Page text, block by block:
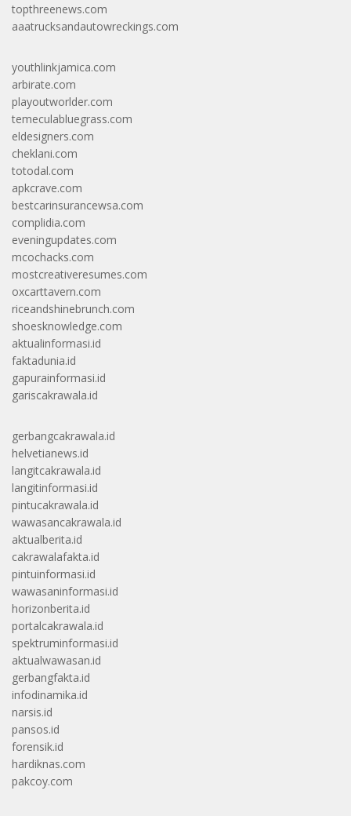
topthreenews.com
aaatrucksandautowreckings.com
youthlinkjamica.com
arbirate.com
playoutworlder.com
temeculabluegrass.com
eldesigners.com
cheklani.com
totodal.com
apkcrave.com
bestcarinsurancewsa.com
complidia.com
eveningupdates.com
mcochacks.com
mostcreativeresumes.com
oxcarttavern.com
riceandshinebrunch.com
shoesknowledge.com
aktualinformasi.id
faktadunia.id
gapurainformasi.id
gariscakrawala.id
gerbangcakrawala.id
helvetianews.id
langitcakrawala.id
langitinformasi.id
pintucakrawala.id
wawasancakrawala.id
aktualberita.id
cakrawalafakta.id
pintuinformasi.id
wawasaninformasi.id
horizonberita.id
portalcakrawala.id
spektruminformasi.id
aktualwawasan.id
gerbangfakta.id
infodinamika.id
narsis.id
pansos.id
forensik.id
hardiknas.com
pakcoy.com